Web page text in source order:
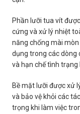
Phần lưỡi tua vít
cứng và xử lý nhiệt
năng chống mài
dụng trong các dòng
và hạn chế tình trạng
Bề mặt lưỡi được xử
và bảo vệ khỏi các
trọng khi làm việc